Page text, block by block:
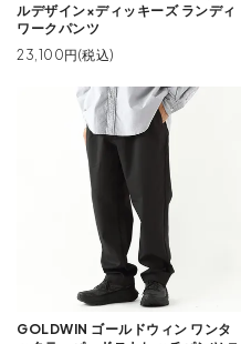
ルデザイン×ディッキーズ ランディ
ワークパンツ
23,100円(税込)
GOLDWIN ゴールドウィン ワンタ